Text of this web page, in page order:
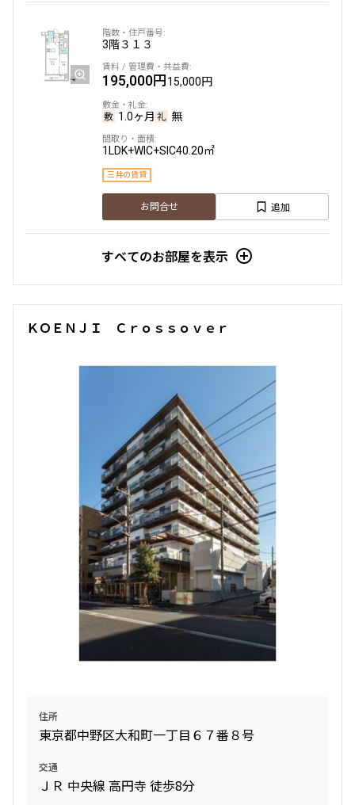
3階３１３
195,000円15,000円
1.0ヶ月 無
1LDK+WIC+SIC40.20㎡
三井の賃貸
お問合せ 追加
すべてのお部屋を表示
ＫＯＥＮＪＩ Ｃｒｏｓｓｏｖｅｒ
住所
東京都中野区大和町一丁目６７番８号
交通
ＪＲ 中央線 高円寺 徒歩8分